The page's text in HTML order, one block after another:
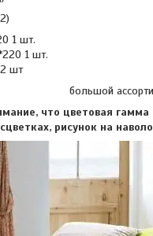
1 шт.
1 шт.
шт
большой
что цветовая гамма
рисунок на